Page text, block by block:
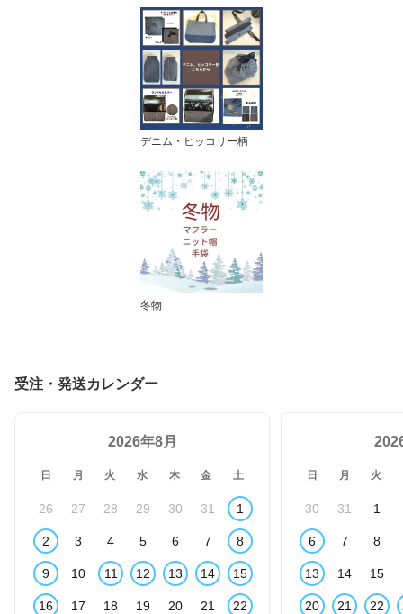
デニム・ヒッコリー柄
冬物
受注・発送カレンダー
2026年8月
日 月 火 水 木 金 土
26 27 28 29 30 31 1
2 3 4 5 6 7 8
9 10 11 12 13 14 15
16 17 18 19 20 21 22
日 月 火
30 31 1
6 7 8
13 14 15
20 21 22